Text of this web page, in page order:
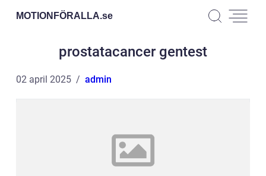
MOTIONFÖRALLA.se
prostatacancer gentest
02 april 2025 admin